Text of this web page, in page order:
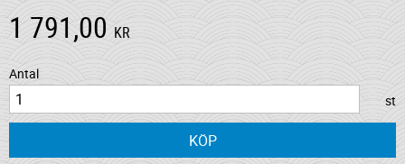
1 791,00 KR
Antal
st
KÖP